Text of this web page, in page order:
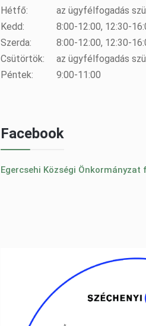
Hétfő:
az ügyfélfogadás
Kedd:
8:00-12:00, 12:30-
Szerda:
8:00-12:00, 12:30-
Csütörtök:
az ügyfélfogadás
Péntek:
9:00-11:00
Facebook
Egercsehi Községi Önkormányzat